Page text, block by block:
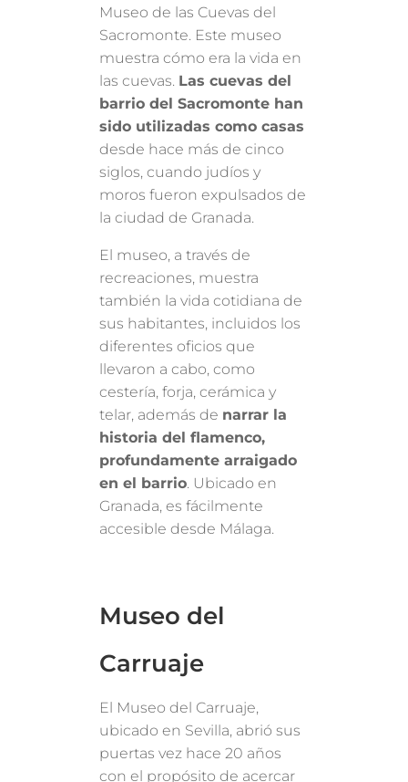
Museo de las Cuevas del
Sacromonte. Este museo
muestra cómo era la vida en
las cuevas. Las cuevas del
barrio del Sacromonte han
sido utilizadas como casas
desde hace más de cinco
siglos, cuando judíos y
moros fueron expulsados ​​de
la ciudad de Granada.
El museo, a través de
recreaciones, muestra
también la vida cotidiana de
sus habitantes, incluidos los
diferentes oficios que
llevaron a cabo, como
cestería, forja, cerámica y
telar, además de narrar la
historia del flamenco,
profundamente arraigado
en el barrio. Ubicado en
Granada, es fácilmente
accesible desde Málaga.
Museo del
Carruaje
El Museo del Carruaje,
ubicado en Sevilla, abrió sus
puertas vez hace 20 años
con el propósito de acercar